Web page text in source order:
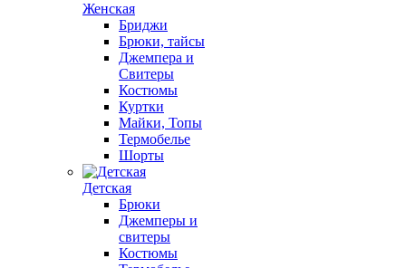
Женская
Бриджи
Брюки, тайсы
Джемпера и
Свитеры
Костюмы
Куртки
Майки, Топы
Термобелье
Шорты
Детская
Брюки
Джемперы и
свитеры
Костюмы